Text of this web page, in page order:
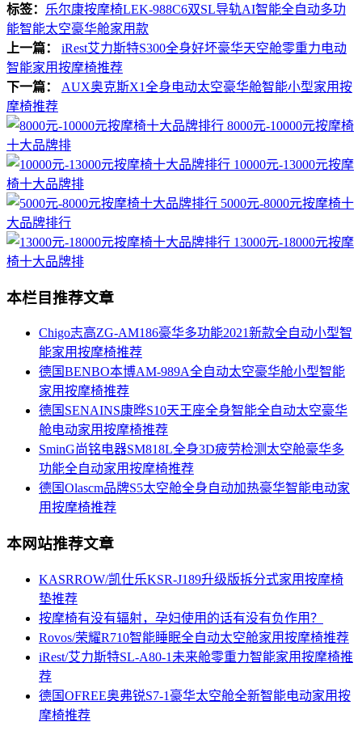
标签： 乐尔康按摩椅LEK-988C6双SL导轨AI智能全自动多功
能智能太空豪华舱家用款
上一篇：
iRest艾力斯特S300全身好坏豪华天空舱零重力电动
智能家用按摩椅推荐
下一篇：
AUX奥克斯X1全身电动太空豪华舱智能小型家用按
摩椅推荐
8000元-10000元按摩椅
十大品牌排
10000元-13000元按摩
椅十大品牌排
5000元-8000元按摩椅十
大品牌排行
13000元-18000元按摩
椅十大品牌排
本栏目推荐文章
Chigo志高ZG-AM186豪华多功能2021新款全自动小型智
能家用按摩椅推荐
德国BENBO本博AM-989A全自动太空豪华舱小型智能
家用按摩椅推荐
德国SENAINS康晔S10天王座全身智能全自动太空豪华
舱电动家用按摩椅推荐
SminG尚铭电器SM818L全身3D疲劳检测太空舱豪华多
功能全自动家用按摩椅推荐
德国Olascm品牌S5太空舱全身自动加热豪华智能电动家
用按摩椅推荐
本网站推荐文章
KASRROW/凯仕乐KSR-J189升级版拆分式家用按摩椅
垫推荐
按摩椅有没有辐射，孕妇使用的话有没有负作用？
Rovos/荣耀R710智能睡眠全自动太空舱家用按摩椅推荐
iRest/艾力斯特SL-A80-1未来舱零重力智能家用按摩椅推
荐
德国OFREE奥弗锐S7-1豪华太空舱全新智能电动家用按
摩椅推荐